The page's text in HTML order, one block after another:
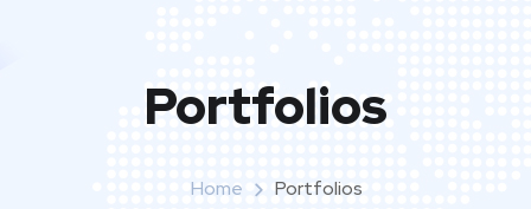
Portfolios
Home Portfolios